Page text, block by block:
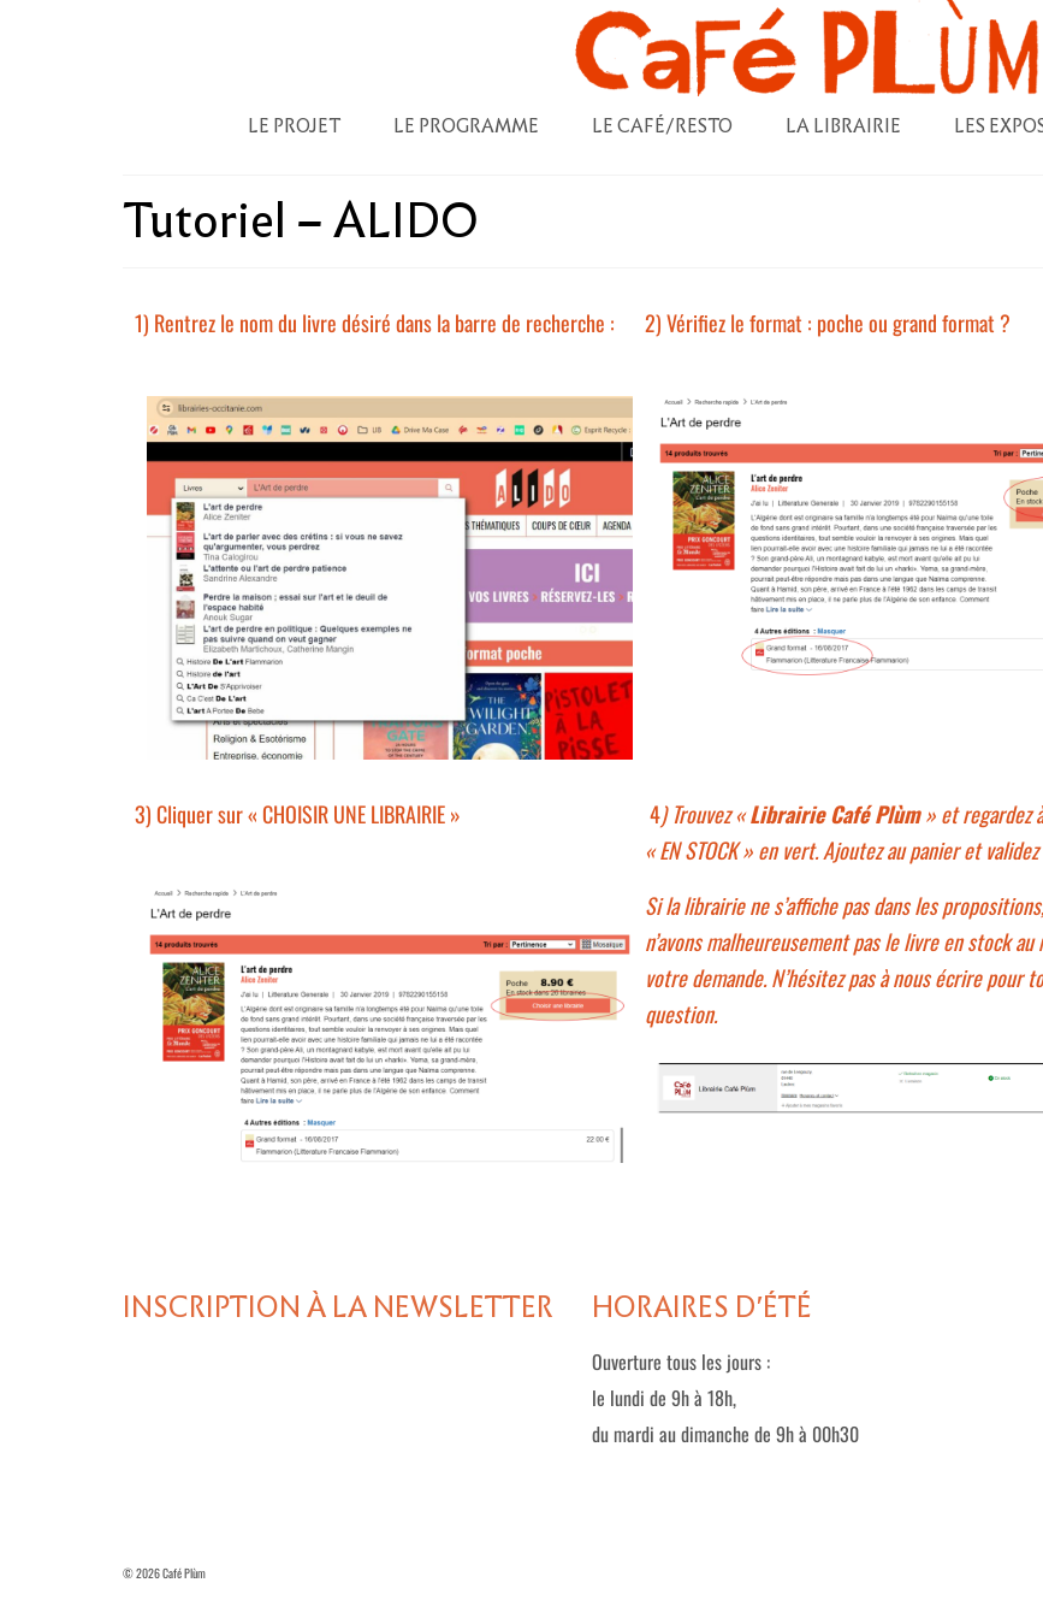
LE PROJET LE PROGRAMME LE CAFÉ/RESTO LA LIBRAIRIE LES
Tutoriel – ALIDO
1) Rentrez le nom du livre désiré dans la barre de recherche : 2) Vérifiez le format : poche ou grand format ?
3) Cliquer sur « CHOISIR UNE LIBRAIRIE » 4) Trouvez «Librairie Café Plùm» et regardez
« EN STOCK » en vert. Ajoutez au panier et
Si la librairie ne s’affiche pas dans les
n’avons malheureusement pas le livre en stock au
votre demande. N’hésitez pas à nous écrire pour
question.
INSCRIPTION À LA NEWSLETTER HORAIRES D'ÉTÉ
Ouverture tous les jours :
le lundi de 9h à 18h,
du mardi au dimanche de 9h à 00h30
© 2026 Café Plùm